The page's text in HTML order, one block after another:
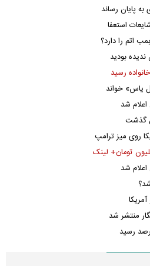
پایان رساند
استعفا
اتم را دارد؟
ندیده بودید
رسید
شد
روی میز ترامپ
شد
منتشر شد